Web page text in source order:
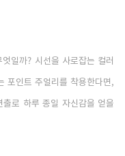
일까? 시선을 사로잡는 컬러
포인트 주얼리를 착용한다면,
로 하루 종일 자신감을 얻을